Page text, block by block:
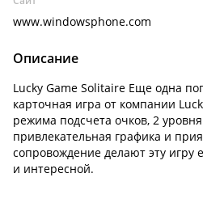
www.windowsphone.com
Описание
Lucky Game Solitaire Еще одна
карточная игра от компании
режима подсчета очков, 2
привлекательная графика и
сопровождение делают эту
и интересной.